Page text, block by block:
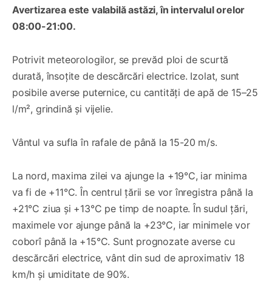
Avertizarea este valabilă astăzi, în intervalul orelor
08:00-21:00.
Potrivit meteorologilor, se prevăd ploi de scurtă
durată, însoțite de descărcări electrice. Izolat, sunt
posibile averse puternice, cu cantități de apă de 15–25
l/m², grindină și vijelie.
Vântul va sufla în rafale de până la 15-20 m/s.
La nord, maxima zilei va ajunge la +19°C, iar minima
va fi de +11°C. În centrul țării se vor înregistra până la
+21°C ziua și +13°C pe timp de noapte. În sudul țări,
maximele vor ajunge până la +23°C, iar minimele vor
coborî până la +15°C. Sunt prognozate averse cu
descărcări electrice, vânt din sud de aproximativ 18
km/h și umiditate de 90%.